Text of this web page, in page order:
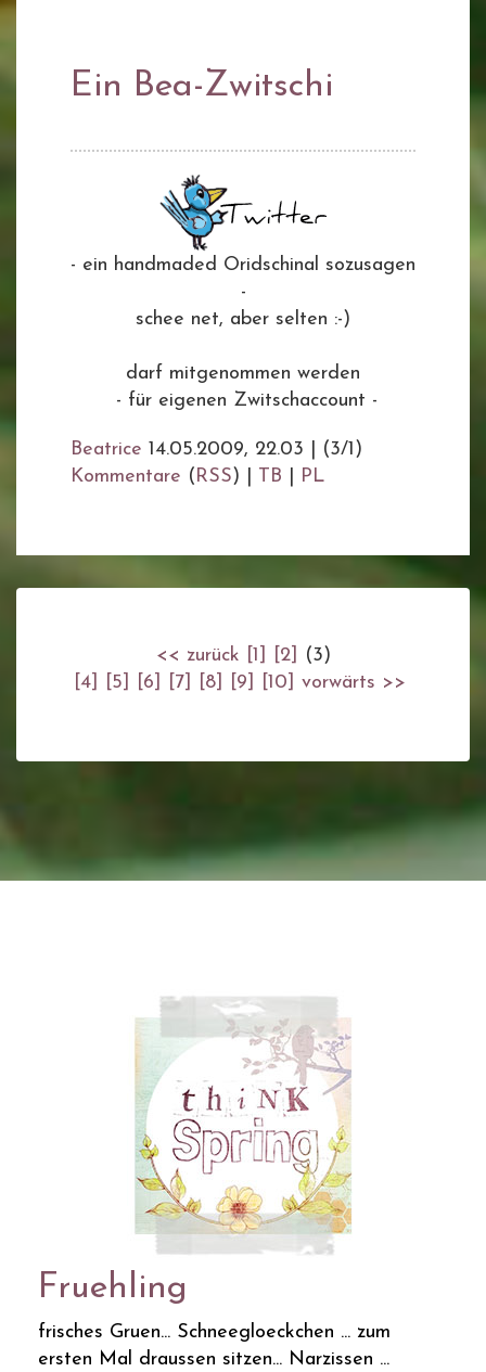
Ein Bea-Zwitschi
- ein handmaded Oridschinal sozusagen
-
schee net, aber selten :-)
darf mitgenommen werden
- für eigenen Zwitschaccount -
Beatrice 14.05.2009, 22.03
(3/1)
Kommentare (RSS) | TB PL
<< zurück [1] [2]
(3)
[4]
[5] [6] [7] [8] [9] [10] vorwärts >>
Fruehling
frisches Gruen... Schneegloeckchen ... zum
ersten Mal draussen sitzen... Narzissen ...